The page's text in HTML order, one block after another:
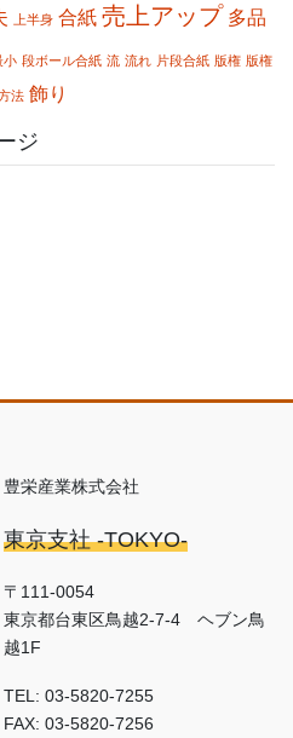
上半身 合紙 売上アップ 多品
小 段ボール合紙 流 流れ 片段合紙 版権 版権
法 飾り
ジ
豊栄産業株式会社
東京支社 -TOKYO-
〒111-0054
東京都台東区鳥越2-7-4 ヘブン鳥
越1F
TEL: 03-5820-7255
FAX: 03-5820-7256